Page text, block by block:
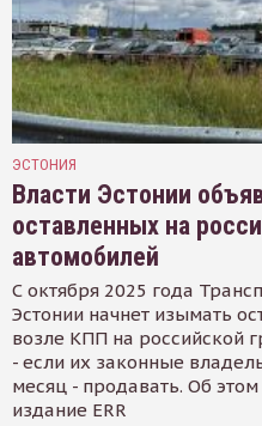
ЭСТОНИЯ
Власти Эстонии
оставленных на
автомобилей
С октября 2025 года
Эстонии начнет изымать
возле КПП на российской
- если их законные
месяц - продавать. Об
издание ERR